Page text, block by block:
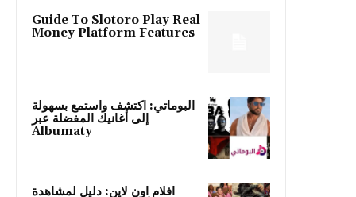
Guide To Slotoro Play Real
Money Platform Features
البوماتي: اكتشف واستمع بسهولة
إلى أغانيك المفضلة عبر
Albumaty
افلام اون لاين: دليل لمشاهدة